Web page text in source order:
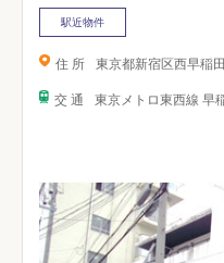
駅近物件
住 所 東京都新宿区西早稲
交 通 東京メトロ東西線 早